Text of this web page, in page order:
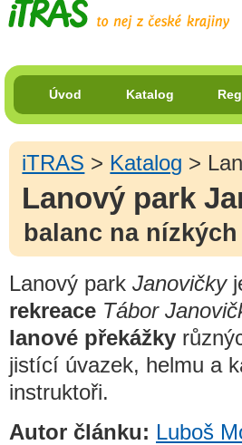
Úvod Katalog
iTRAS > Katalog >
Lanový park
balanc na
Lanový park Janovičky
rekreace Tábor
lanové překážky
jistící úvazek, helmu a
instruktoři.
Autor článku: Luboš